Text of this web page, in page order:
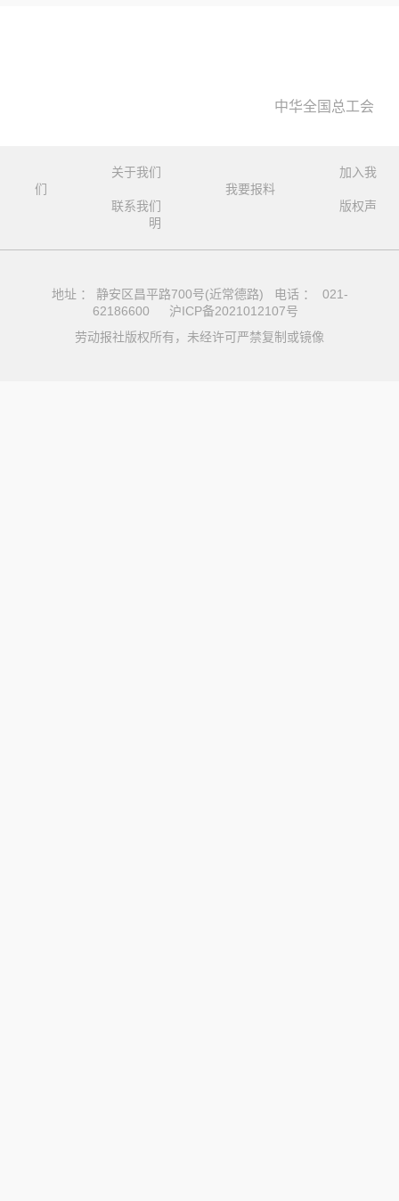
中华全国总工会
关于我们
加入我
们
我要报料
联系我们
版权声
明
地址 ： 静安区昌平路700号(近常德路) 电话 ： 021-
62186600
沪ICP备2021012107号
劳动报社版权所有，未经许可严禁复制或镜像